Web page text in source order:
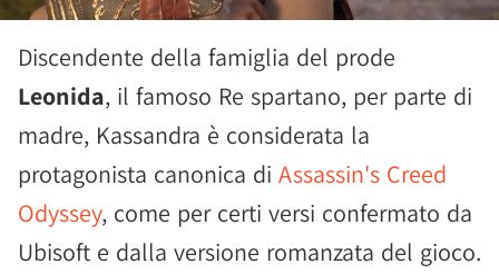
Discendente della famiglia del prode
Leonida, il famoso Re spartano, per parte di
madre, Kassandra è considerata la
protagonista canonica di Assassin's Creed
Odyssey, come per certi versi confermato da
Ubisoft e dalla versione romanzata del gioco.